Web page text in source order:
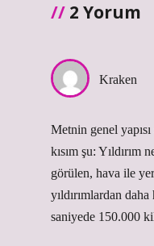
2 Yorum
Kraken
Metnin genel
kısım şu:
görülen, hava ile yer
yıldırımlardan
saniyede 150.000